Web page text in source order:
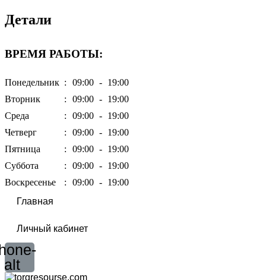
Детали
ВРЕМЯ РАБОТЫ:
Понедельник : 09:00 - 19:00
Вторник
: 09:00 - 19:00
Среда
: 09:00 - 19:00
Четверг
: 09:00 - 19:00
Пятница
: 09:00 - 19:00
Суббота
: 09:00 - 19:00
Воскресенье
: 09:00 - 19:00
Главная
Личный кабинет
alt